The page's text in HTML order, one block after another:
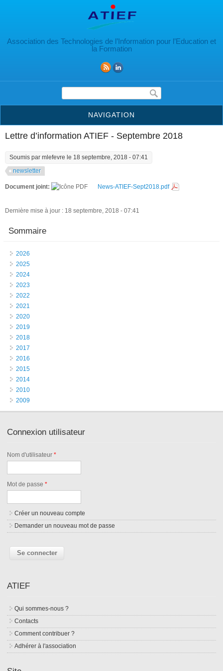
Association des Technologies de l’Information pour l’Education et
la Formation
Formulaire de recherche
NAVIGATION
Lettre d’information ATIEF - Septembre 2018
Soumis par mlefevre le 18 septembre, 2018 - 07:41
newsletter
Document joint: News-ATIEF-Sept2018.pdf
Dernière mise à jour : 18 septembre, 2018 - 07:41
Sommaire
2026
2025
2024
2023
2022
2021
2020
2019
2018
2017
2016
2015
2014
2010
2009
Connexion utilisateur
Nom d'utilisateur*
Mot de passe*
Créer un nouveau compte
Demander un nouveau mot de passe
ATIEF
Qui sommes-nous ?
Contacts
Comment contribuer ?
Adhérer à l'association